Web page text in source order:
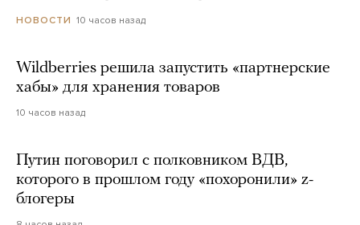
НОВОСТИ 10 часов назад
Wildberries решила запустить «партнерские
хабы» для хранения товаров
10 часов назад
Путин поговорил с полковником ВДВ,
которого в прошлом году «похоронили» z-
блогеры